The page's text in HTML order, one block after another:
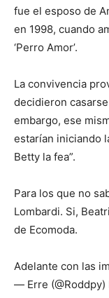
fue el esposo de
en 1998, cuando
‘Perro Amor’.
La convivencia
decidieron
embargo, ese
estarían iniciando
Betty la fea”.
Para los que no
Lombardi. Si,
de Ecomoda.
Adelante con las
— Erre (@Roddpy)